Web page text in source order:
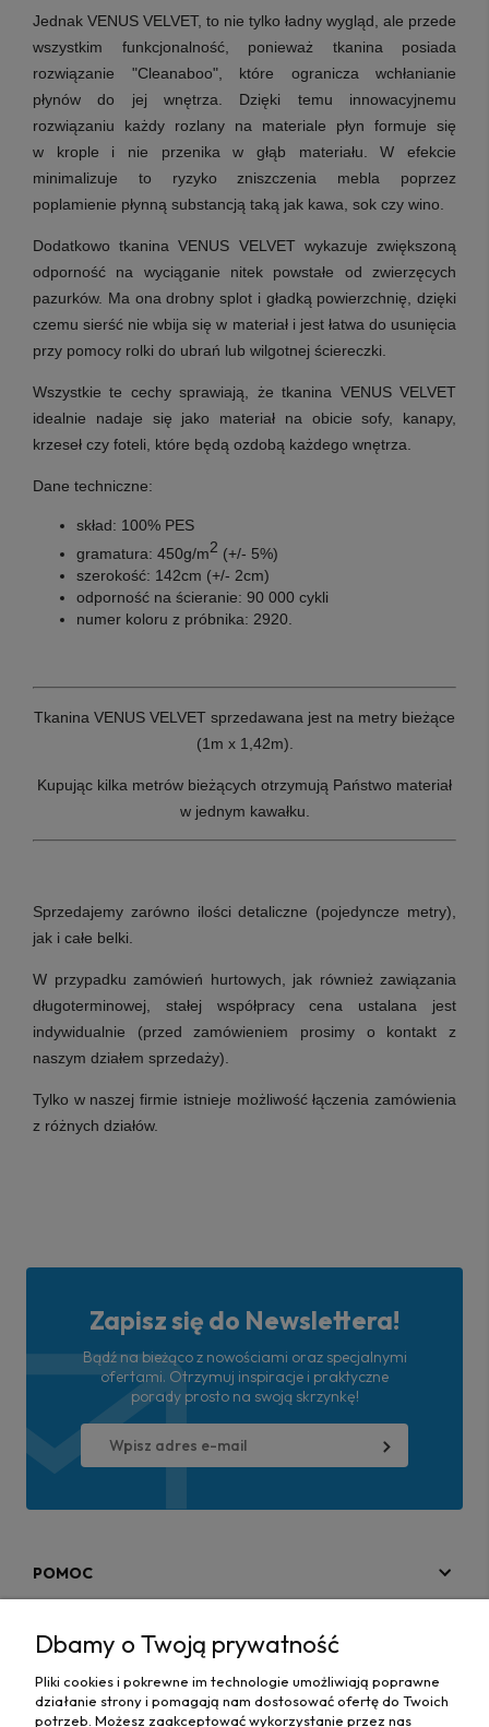
Jednak VENUS VELVET, to nie tylko ładny wygląd, ale przede
wszystkim funkcjonalność, ponieważ tkanina posiada
rozwiązanie "Cleanaboo", które ogranicza wchłanianie
płynów do jej wnętrza. Dzięki temu innowacyjnemu
rozwiązaniu każdy rozlany na materiale płyn formuje się
w krople i nie przenika w głąb materiału. W efekcie
minimalizuje to ryzyko zniszczenia mebla poprzez
poplamienie płynną substancją taką jak kawa, sok czy wino.
Dodatkowo tkanina VENUS VELVET wykazuje zwiększoną
odporność na wyciąganie nitek powstałe od zwierzęcych
pazurków. Ma ona drobny splot i gładką powierzchnię, dzięki
czemu sierść nie wbija się w materiał i jest łatwa do usunięcia
przy pomocy rolki do ubrań lub wilgotnej ściereczki.
Wszystkie te cechy sprawiają, że tkanina VENUS VELVET
idealnie nadaje się jako materiał na obicie sofy, kanapy,
krzeseł czy foteli, które będą ozdobą każdego wnętrza.
Dane techniczne:
skład: 100% PES
gramatura: 450g/m2 (+/- 5%)
szerokość: 142cm (+/- 2cm)
odporność na ścieranie: 90 000 cykli
numer koloru z próbnika: 2920.
Tkanina VENUS VELVET sprzedawana jest na metry bieżące
(1m x 1,42m).
Kupując kilka metrów bieżących otrzymują Państwo materiał
w jednym kawałku.
Sprzedajemy zarówno ilości detaliczne (pojedyncze metry),
jak i całe belki.
W przypadku zamówień hurtowych, jak również zawiązania
długoterminowej, stałej współpracy cena ustalana jest
indywidualnie (przed zamówieniem prosimy o kontakt z
naszym działem sprzedaży).
Tylko w naszej firmie istnieje możliwość łączenia zamówienia
z różnych działów.
Zapisz się do Newslettera!
Bądź na bieżąco z nowościami oraz specjalnymi
ofertami. Otrzymuj inspiracje i praktyczne
porady prosto na swoją skrzynkę!
POMOC
MAPA STRONY
Dbamy o Twoją prywatność
Pliki cookies i pokrewne im technologie umożliwiają poprawne
działanie strony i pomagają nam dostosować ofertę do Twoich
potrzeb. Możesz zaakceptować wykorzystanie przez nas